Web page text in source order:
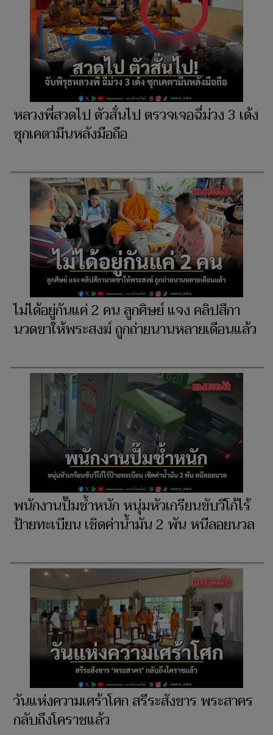
หลวงพี่สวดไป ตัวสั่นไป ตรวจเจอฉี่ม่วง 3 เด้ง
ซุกเคตามีนหลังมือถือ
ไม่ได้อยู่กันแค่ 2 คน ลูกศิษย์ แจง คลิปสีกา
นวดขาให้พระสงฆ์ ถูกถ่ายนานหลายเดือนแล้ว
พนักงานปั๊มช้ำหนัก หนุ่มหัวเกรียนขับวีโก้ไร้
ป้ายทะเบียน เชิดค่าน้ำมัน 2 พัน หนีลอยนวล
วันแห่งความเศร้าโศก สรีระสังขาร พระสาคร
กลับถึงโคราชแล้ว